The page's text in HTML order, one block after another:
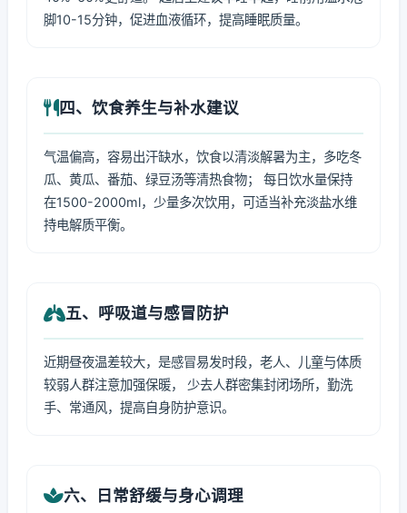
脚10-15分钟，促进血液循环，提高睡眠质量。
四、饮食养生与补水建议
气温偏高，容易出汗缺水，饮食以清淡解暑为主，多吃冬
瓜、黄瓜、番茄、绿豆汤等清热食物； 每日饮水量保持
在1500-2000ml，少量多次饮用，可适当补充淡盐水维
持电解质平衡。
五、呼吸道与感冒防护
近期昼夜温差较大，是感冒易发时段，老人、儿童与体质
较弱人群注意加强保暖， 少去人群密集封闭场所，勤洗
手、常通风，提高自身防护意识。
六、日常舒缓与身心调理